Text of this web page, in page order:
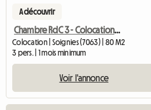
A découvrir
Chambre RdC 3 - Colocation Dans Un écrin De Verdure
Colocation | Soignies (7063) | 80 M2
3 pers. | 1 mois minimum
Voir l'annonce